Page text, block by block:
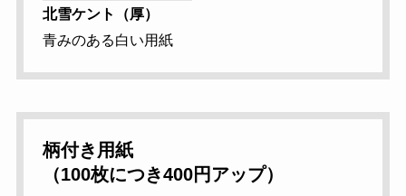
北雪ケント（厚）
青みのある白い用紙
柄付き用紙
（100枚につき400円アップ）